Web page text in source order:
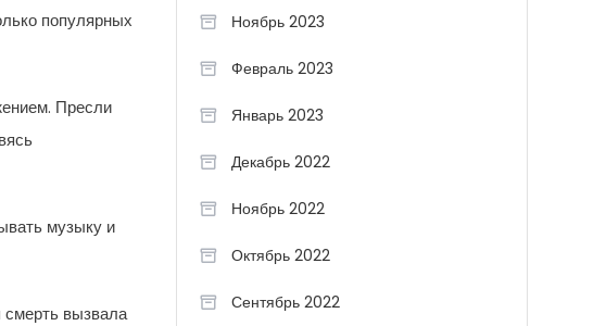
популярных
Пресли
музыку и
смерть вызвала
Ноябрь 2023
Февраль 2023
Январь 2023
Декабрь 2022
Ноябрь 2022
Октябрь 2022
Сентябрь 2022